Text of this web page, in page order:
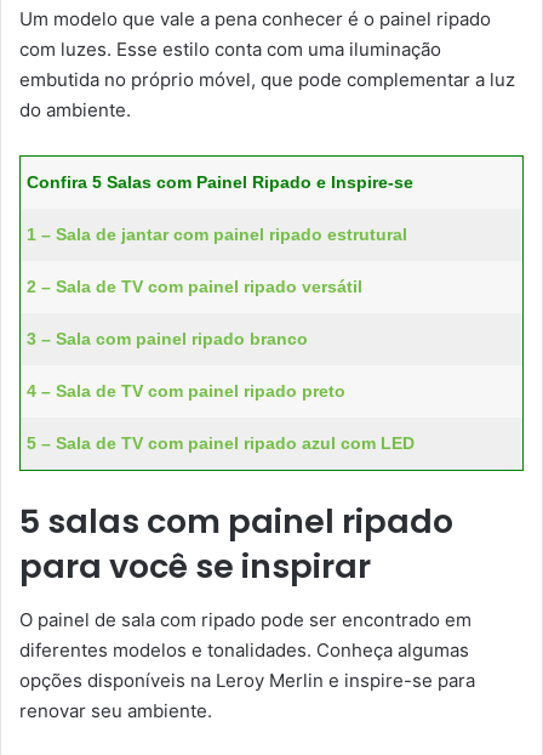
Um modelo que vale a pena conhecer é o painel ripado
com luzes. Esse estilo conta com uma iluminação
embutida no próprio móvel, que pode complementar a luz
do ambiente.
Confira 5 Salas com Painel Ripado e Inspire-se
1 – Sala de jantar com painel ripado estrutural
2 – Sala de TV com painel ripado versátil
3 – Sala com painel ripado branco
4 – Sala de TV com painel ripado preto
5 – Sala de TV com painel ripado azul com LED
5 salas com painel ripado
para você se inspirar
O painel de sala com ripado pode ser encontrado em
diferentes modelos e tonalidades. Conheça algumas
opções disponíveis na Leroy Merlin e inspire-se para
renovar seu ambiente.